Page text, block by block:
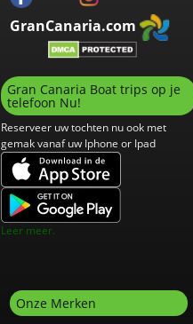
GranCanaria.com
Gran Canaria Boat trips op je
telefoon Nu!
Reserveer uw tochten nu ook met
gemak vanaf uw Iphone or Ipad
Leer meer.
Onze Merken